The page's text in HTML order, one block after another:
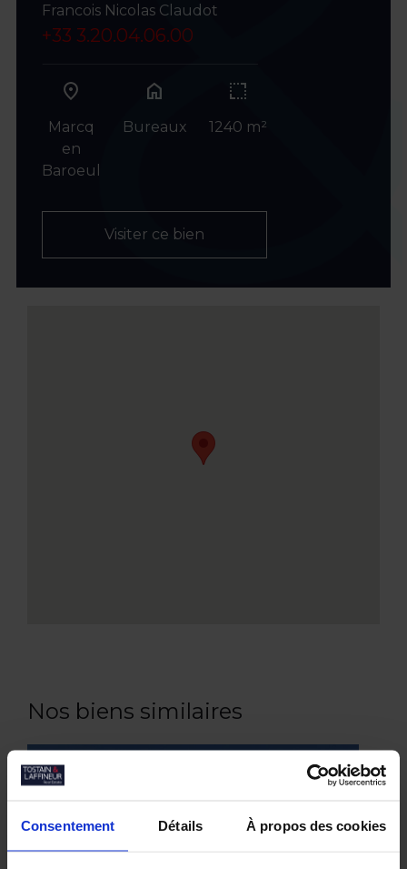
Consentement Détails À propos des cookies
Francois Nicolas Claudot
+33 3.20.04.06.00
Marcq
en
Baroeul
home
Bureaux 1240 m²
Visiter ce bien
Nos biens similaires